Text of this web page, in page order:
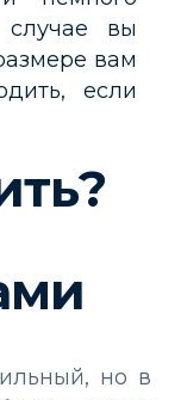
вы
вам
если
но в